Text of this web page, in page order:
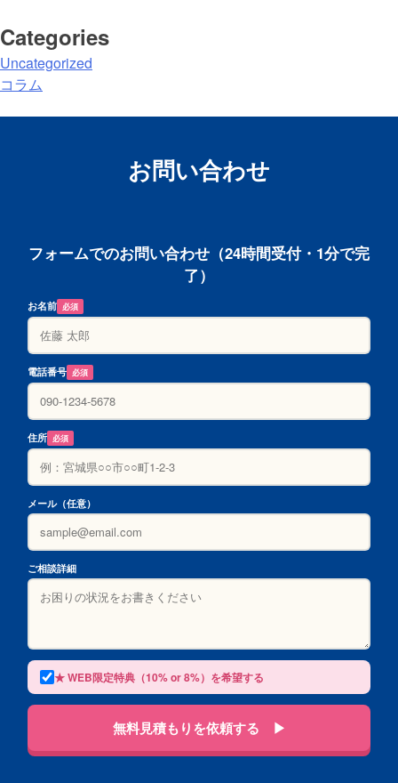
Categories
Uncategorized
コラム
お問い合わせ
フォームでのお問い合わせ（24時間受付・1分で完
了）
お名前 必須
電話番号 必須
住所 必須
メール（任意）
ご相談詳細
★ WEB限定特典（10% or 8%）を希望する
無料見積もりを依頼する ▶